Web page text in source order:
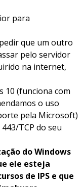
para
que um outro
pelo servidor
na internet,
10 (funciona com
o uso
pela Microsoft)
TCP do seu
do Windows
ele esteja
de IPS e que